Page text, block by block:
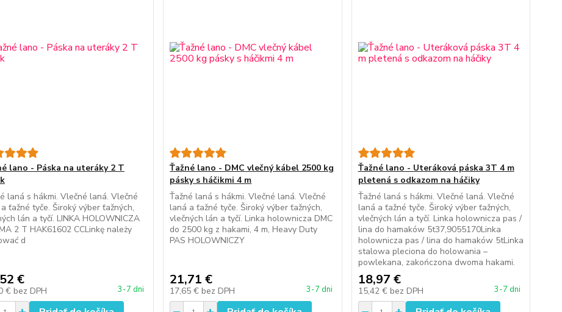
lano - Páska na uteráky 2 T
laná s hákmi. Vlečné laná. Vlečné
ťažné tyče. Široký výber ťažných,
lán a tyčí. LINKA HOLOWNICZA
2 T HAK61602 CCLinkę należy
d
€
€ bez DPH 3-7 dni
Ťažné lano - DMC vlečný kábel 2500 kg
pásky s háčikmi 4 m
Ťažné laná s hákmi. Vlečné laná. Vlečné
laná a ťažné tyče. Široký výber ťažných,
vlečných lán a tyčí. Linka holownicza DMC
do 2500 kg z hakami, 4 m, Heavy Duty
PAS HOLOWNICZY
21,71 €
17,65 € bez DPH 3-7 dni
Ťažné lano - Uteráková páska 3T 4 m
pletená s odkazom na háčiky
Ťažné laná s hákmi. Vlečné laná. Vlečné
laná a ťažné tyče. Široký výber ťažných,
vlečných lán a tyčí. Linka holownicza pas /
lina do hamaków 5t37,9055170Linka
holownicza pas / lina do hamaków 5tLinka
stalowa pleciona do holowania –
powlekana, zakończona dwoma hakami.
18,97 €
15,42 € bez DPH 3-7 dni